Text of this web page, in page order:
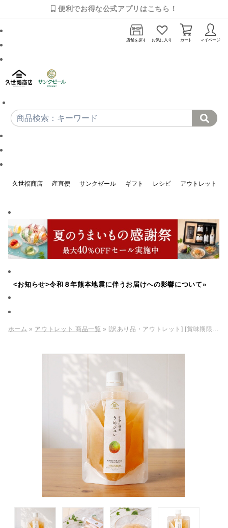
便利でお得な公式アプリはこちら！
店舗を探す お気に入り カート マイページ
久世福商店 産直便 サンクゼール ギフト レシピ アウトレット
<お知らせ>令和８年熊本地震に伴うお届けへの影響について»
ホーム » アウトレット 商品一覧 » [訳あり品・アウトレット] [賞味期限2026年09月13日]和歌山県産 うめジュレ 150g